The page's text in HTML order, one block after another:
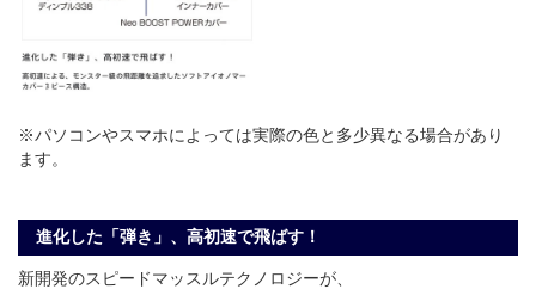
※パソコンやスマホによっては実際の色と多少異なる場合があり
ます。
進化した「弾き」、高初速で飛ばす！
新開発のスピードマッスルテクノロジーが、